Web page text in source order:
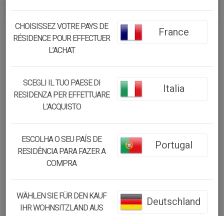
PLACA DE PARED DE METAL
NARANJA 25X0,6X33
15.86€
Disponibilidad:
Descripción:
CHOISISSEZ VOTRE PAYS DE
RÉSIDENCE POUR EFFECTUER
L’ACHAT
France
SCEGLI IL TUO PAESE DI
RESIDENZA PER EFFETTUARE
L’ACQUISTO
Italia
ESCOLHA O SEU PAÍS DE
RESIDÊNCIA PARA FAZER A
COMPRA
Portugal
WÄHLEN SIE FÜR DEN KAUF
IHR WOHNSITZLAND AUS
Deutschland